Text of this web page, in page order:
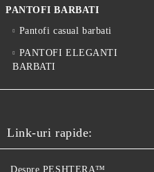
PANTOFI BARBATI
Pantofi casual barbati
PANTOFI ELEGANTI
BARBATI
Link-uri rapide:
Despre PESHTERA™